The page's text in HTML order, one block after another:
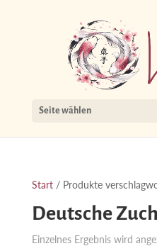
Seite wählen
Start/ Produkte
Deutsche
Einzelnes Ergebnis wird